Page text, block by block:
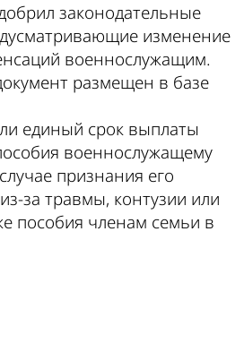
законодательные
изменение
военнослужащим.
размещен в базе
единый срок выплаты
военнослужащему
признания его
за травмы, контузии или
пособия членам семьи в